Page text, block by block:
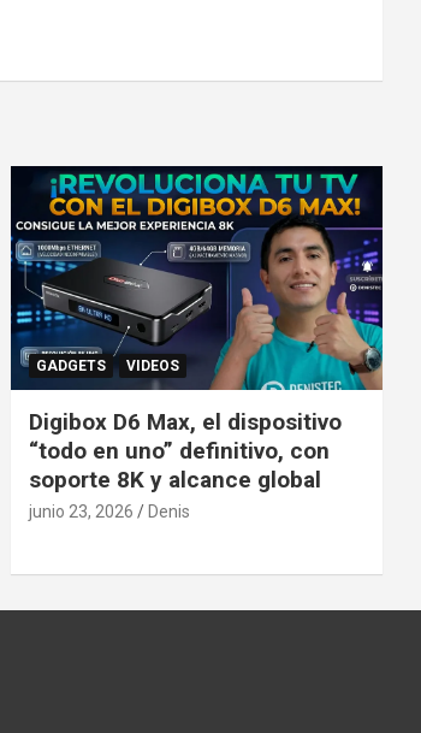
GADGETS VIDEOS
Digibox D6 Max, el dispositivo
“todo en uno” definitivo, con
soporte 8K y alcance global
junio 23, 2026 Denis